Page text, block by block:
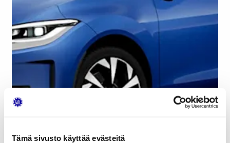
Tämä sivusto käyttää evästeitä